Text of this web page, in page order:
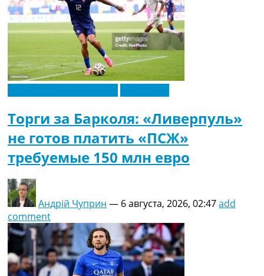
Торги за Барколя: «Ливерпуль»
не готов платить «ПСЖ»
требуемые 150 млн евро
Андрій Чуприн — 6 августа, 2026, 02:47add
comment